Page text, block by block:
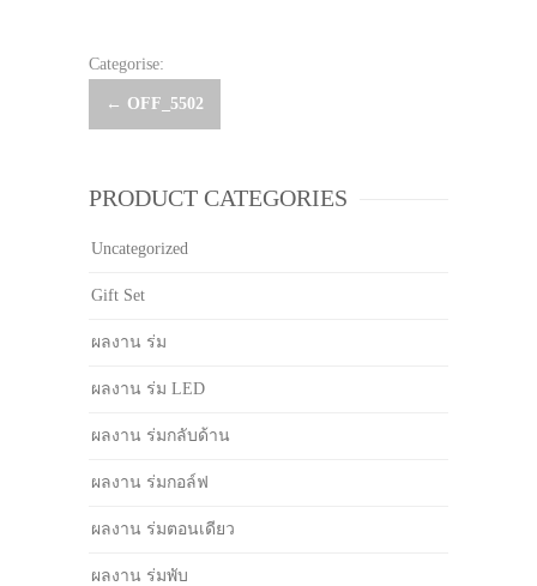
Categorise:
Post
← OFF_5502
PRODUCT CATEGORIES
Uncategorized
Gift Set
ผลงาน ร่ม
ผลงาน ร่ม LED
ผลงาน ร่มกลับด้าน
ผลงาน ร่มกอล์ฟ
ผลงาน ร่มตอนเดียว
ผลงาน ร่มพับ